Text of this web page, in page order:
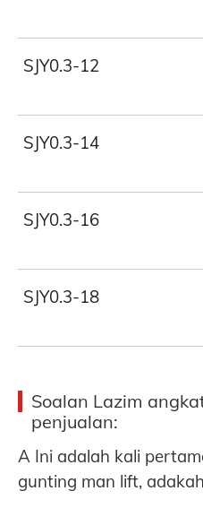
SJY0.3-12
SJY0.3-14
SJY0.3-16
SJY0.3-18
Soalan Lazim
penjualan:
A Ini adalah kali
gunting man lift,